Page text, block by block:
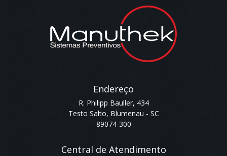
Endereço
R. Philipp Bauller, 434
Testo Salto, Blumenau - SC
89074-300
Central de Atendimento